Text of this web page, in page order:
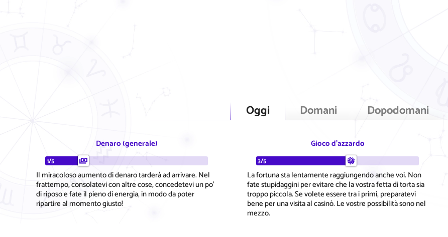
Oggi Domani Dopodomani
Denaro (generale)
1/5
Il miracoloso aumento di denaro tarderà ad arrivare. Nel
frattempo, consolatevi con altre cose, concedetevi un po'
di riposo e fate il pieno di energia, in modo da poter
ripartire al momento giusto!
Gioco d'azzardo
3/5
La fortuna sta lentamente raggiungendo anche voi. Non
fate stupidaggini per evitare che la vostra fetta di torta sia
troppo piccola. Se volete essere tra i primi, preparatevi
bene per una visita al casinò. Le vostre possibilità sono nel
mezzo.